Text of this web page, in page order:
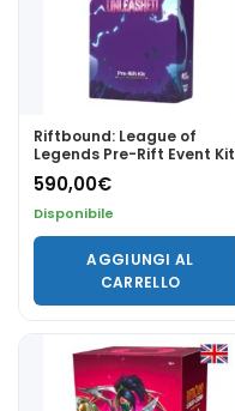
Riftbound: League of
Legends Pre-Rift Event Kit
590,00€
Disponibile
AGGIUNGI AL
CARRELLO